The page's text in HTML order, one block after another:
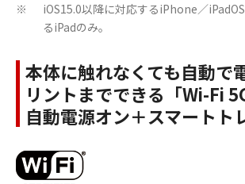
※
iOS15.0以降に対応するiPhone／
るiPadのみ。
本体に触れなくても自動で
リントまでできる「Wi-Fi
自動電源オン＋スマートト